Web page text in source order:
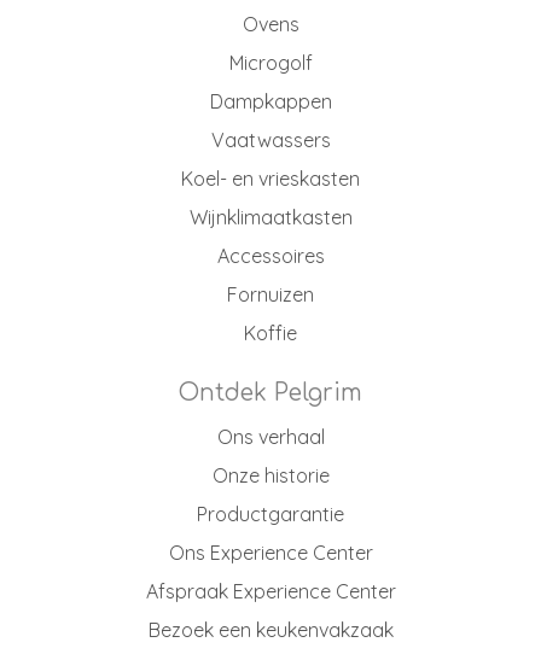
Ovens
Microgolf
Dampkappen
Vaatwassers
Koel- en vrieskasten
Wijnklimaatkasten
Accessoires
Fornuizen
Koffie
Ontdek Pelgrim
Ons verhaal
Onze historie
Productgarantie
Ons Experience Center
Afspraak Experience Center
Bezoek een keukenvakzaak